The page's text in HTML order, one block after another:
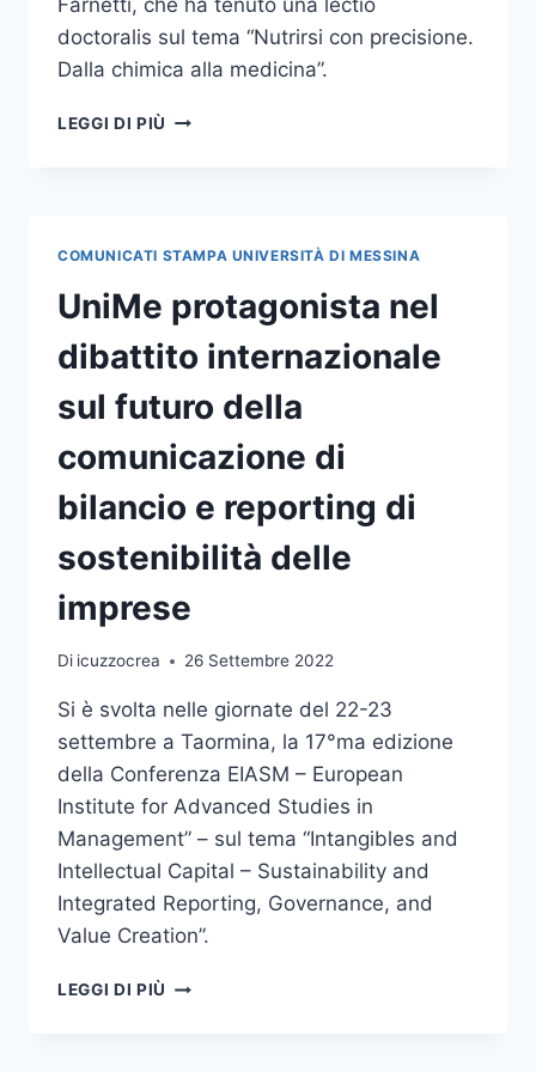
doctoralis sul tema “Nutrirsi con precisione.
Dalla chimica alla medicina”.
LEGGI DI PIÙ CONFERITO
SCIENZE
CHIMICHE
ALLA
DOTT.SSA
SARA
FARNETTI
COMUNICATI STAMPA UNIVERSITÀ DI MESSINA
UniMe protagonista nel
dibattito internazionale
sul futuro della
comunicazione di
bilancio e reporting di
sostenibilità delle
imprese
Di icuzzocrea 26 Settembre 2022
Si è svolta nelle giornate del 22-23
settembre a Taormina, la 17°ma edizione
della Conferenza EIASM – European
Institute for Advanced Studies in
Management” – sul tema “Intangibles and
Intellectual Capital – Sustainability and
Integrated Reporting, Governance, and
Value Creation”.
LEGGI DI PIÙ UNIME